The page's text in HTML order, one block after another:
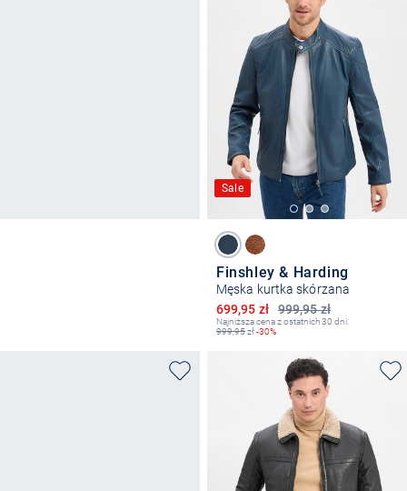
Sale
Finshley & Harding
Męska kurtka skórzana
999,95 zł
Obniżona cena
699,95 zł
Najniższa cena z ostatnich 30 dni:
999,95zł-30%